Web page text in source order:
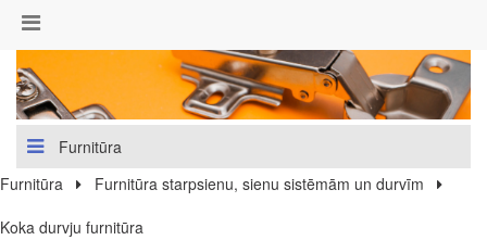
Furnitūra
Furnitūra
Furnitūra starpsienu, sienu sistēmām un durvīm
Koka durvju furnitūra